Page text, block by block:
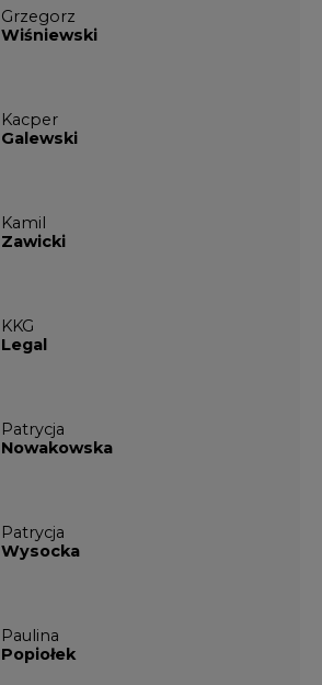
Grzegorz
Wiśniewski
Kacper
Galewski
Kamil
Zawicki
KKG
Legal
Patrycja
Nowakowska
Patrycja
Wysocka
Paulina
Popiołek